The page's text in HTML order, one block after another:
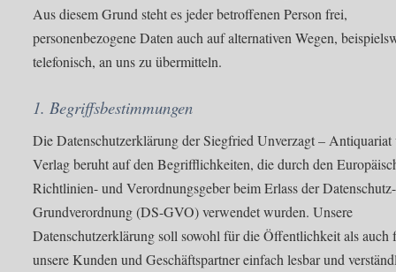
Aus diesem Grund steht es jeder betroffenen Person frei,
personenbezogene Daten auch auf alternativen Wegen,
telefonisch, an uns zu übermitteln.
1. Begriffsbestimmungen
Die Datenschutzerklärung der Siegfried Unverzagt – Antiquariat
Verlag beruht auf den Begrifflichkeiten, die durch den
Richtlinien- und Verordnungsgeber beim Erlass der Datenschutz-
Grundverordnung (DS-GVO) verwendet wurden. Unsere
Datenschutzerklärung soll sowohl für die Öffentlichkeit als auch
unsere Kunden und Geschäftspartner einfach lesbar und